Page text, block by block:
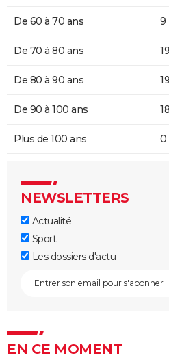
De 60 à 70 ans 9
De 70 à 80 ans 19
De 80 à 90 ans 19
De 90 à 100 ans 18
Plus de 100 ans 0
NEWSLETTERS
Actualité
Sport
Les dossiers d'actu
EN CE MOMENT